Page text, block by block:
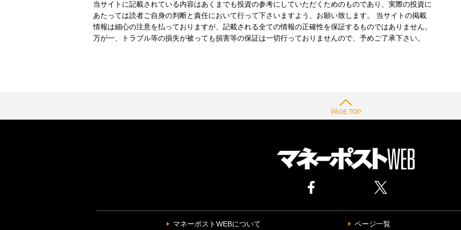
当サイトに記載されている内容はあくまでも投資の参考にしていただくためのものであり、実際の投資に
あたっては読者ご自身の判断と責任において行って下さいますよう、お願い致します。 当サイトの掲載
情報は細心の注意を払っておりますが、記載される全ての情報の正確性を保証するものではありません。
万が一、トラブル等の損失が被っても損害等の保証は一切行っておりませんので、予めご了承下さい。
PAGE TOP
マネーポストWEBについて ページ一覧